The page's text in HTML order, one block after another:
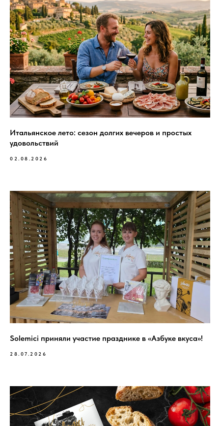
Итальянское лето: сезон долгих вечеров и простых
удовольствий
02.08.2026
Solemici приняли участие празднике в «Азбуке вкуса»!
28.07.2026